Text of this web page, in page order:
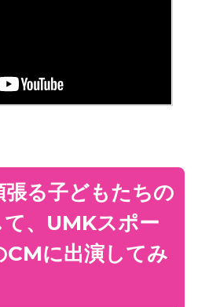
る子どもたちの
、UMKスポー
CMに出演してみ